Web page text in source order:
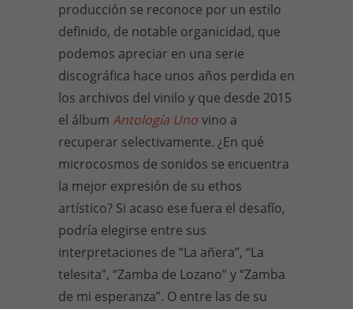
producción se reconoce por un estilo
definido, de notable organicidad, que
podemos apreciar en una serie
discográfica hace unos años perdida en
los archivos del vinilo y que desde 2015
el álbum Antología Uno vino a
recuperar selectivamente. ¿En qué
microcosmos de sonidos se encuentra
la mejor expresión de su ethos
artístico? Si acaso ese fuera el desafío,
podría elegirse entre sus
interpretaciones de “La añera”, “La
telesita”, “Zamba de Lozano” y “Zamba
de mi esperanza”. O entre las de su